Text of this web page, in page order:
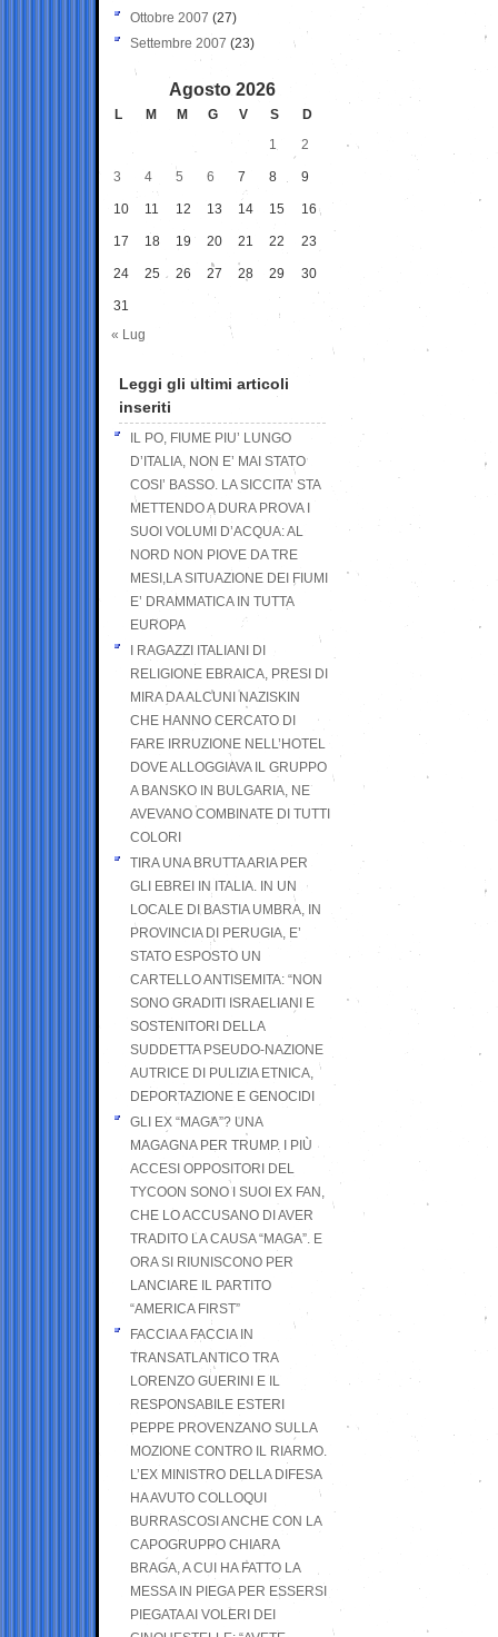
Ottobre 2007 (27)
Settembre 2007 (23)
Agosto 2026
L M M G V S
D
1
2
3 4 5 6 7 8 9
10 11 12 13 14 15 16
17 18 19 20 21 22 23
24 25 26 27 28 29 30
31
« Lug
Leggi gli ultimi articoli
inseriti
IL PO, FIUME PIU’ LUNGO
D’ITALIA, NON E’ MAI STATO
COSI’ BASSO. LA SICCITA’ STA
METTENDO A DURA PROVA I
SUOI VOLUMI D’ACQUA: AL
NORD NON PIOVE DA TRE
MESI,LA SITUAZIONE DEI FIUMI
E’ DRAMMATICA IN TUTTA
EUROPA
I RAGAZZI ITALIANI DI
RELIGIONE EBRAICA, PRESI DI
MIRA DA ALCUNI NAZISKIN
CHE HANNO CERCATO DI
FARE IRRUZIONE NELL’HOTEL
DOVE ALLOGGIAVA IL GRUPPO
A BANSKO IN BULGARIA, NE
AVEVANO COMBINATE DI TUTTI
COLORI
TIRA UNA BRUTTA ARIA PER
GLI EBREI IN ITALIA. IN UN
LOCALE DI BASTIA UMBRA, IN
PROVINCIA DI PERUGIA, E’
STATO ESPOSTO UN
CARTELLO ANTISEMITA: “NON
SONO GRADITI ISRAELIANI E
SOSTENITORI DELLA
SUDDETTA PSEUDO-NAZIONE
AUTRICE DI PULIZIA ETNICA,
DEPORTAZIONE E GENOCIDI
GLI EX “MAGA”? UNA
MAGAGNA PER TRUMP. I PIÙ
ACCESI OPPOSITORI DEL
TYCOON SONO I SUOI EX FAN,
CHE LO ACCUSANO DI AVER
TRADITO LA CAUSA “MAGA”. E
ORA SI RIUNISCONO PER
LANCIARE IL PARTITO
“AMERICA FIRST”
FACCIA A FACCIA IN
TRANSATLANTICO TRA
LORENZO GUERINI E IL
RESPONSABILE ESTERI
PEPPE PROVENZANO SULLA
MOZIONE CONTRO IL RIARMO.
L’EX MINISTRO DELLA DIFESA
HA AVUTO COLLOQUI
BURRASCOSI ANCHE CON LA
CAPOGRUPPO CHIARA
BRAGA, A CUI HA FATTO LA
MESSA IN PIEGA PER ESSERSI
PIEGATA AI VOLERI DEI